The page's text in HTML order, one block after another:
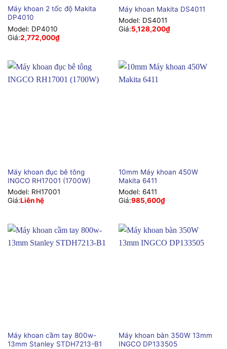
Máy khoan 2 tốc độ Makita
DP4010
Model: DP4010
Giá:2,772,000₫
Máy khoan Makita DS4011
Model: DS4011
Giá:5,128,200₫
Máy khoan đục bê tông
INGCO RH17001 (1700W)
Model: RH17001
Giá:Liên hệ
10mm Máy khoan 450W
Makita 6411
Model: 6411
Giá:985,600₫
Máy khoan cầm tay 800w-
13mm Stanley STDH7213-B1
Máy khoan bàn 350W 13mm
INGCO DP133505